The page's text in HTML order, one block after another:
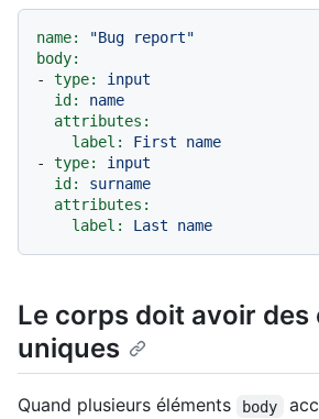
name:
"Bug report"
body:
-
type:
input
id:
name
attributes:
label:
First
name
-
type:
input
id:
surname
attributes:
label:
Last name
Le corps doit avoir
uniques
Quand plusieurs éléments body